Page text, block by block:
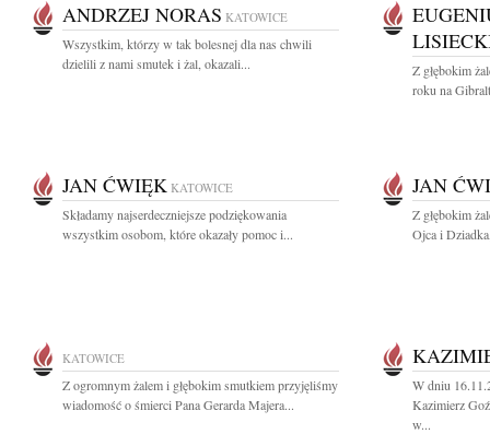
ANDRZEJ NORAS KATOWICE
Wszystkim, którzy w tak bolesnej dla nas chwili
dzielili z nami smutek i żal, okazali...
Z głębokim
roku na
JAN ĆWIĘK KATOWICE
Składamy najserdeczniejsze podziękowania
wszystkim osobom, które okazały pomoc i...
JAN
Z głębokim
Ojca i
KATOWICE
Z ogromnym żalem i głębokim smutkiem przyjęliśmy
wiadomość o śmierci Pana Gerarda Majera...
W dniu
Kazimierz
w...